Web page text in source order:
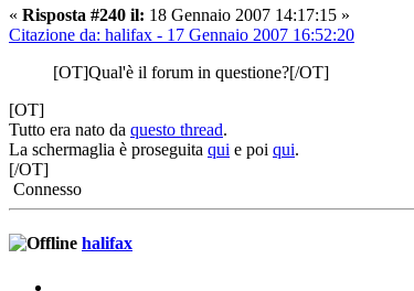
« Risposta #240 il: 18 Gennaio 2007 14:17:15 »
Citazione da: halifax - 17 Gennaio 2007 16:52:20
[OT]Qual'è il forum in questione?[/OT]
[OT]
Tutto era nato da questo thread.
La schermaglia è proseguita qui e poi qui.
[/OT]
Connesso
halifax